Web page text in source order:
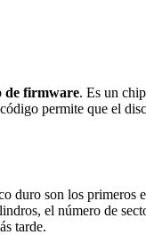
de firmware. Es un
permite que el
duro son los
el número de
tarde.